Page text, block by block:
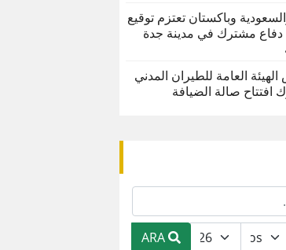
وباكستان تعتزم توقيع
دفاع مشترك في مدينة جدة
العامة للطيران المدني
افتتاح صالة الضيافة